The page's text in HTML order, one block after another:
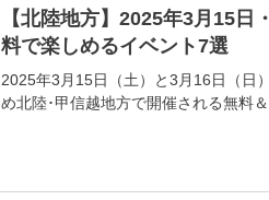
【北陸地方】2025年3月15日
料で楽しめるイベント7選
2025年3月15日（土）と3月16日（日
め北陸･甲信越地方で開催される無料